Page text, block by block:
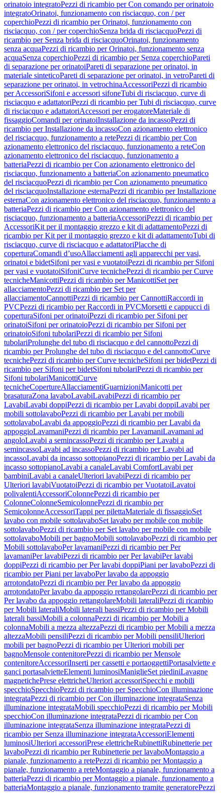
orinatoio integratoPezzi di ricambio per Con comando per orinatoio
integratoOrinatoi, funzionamento con risciacquo, con / per
coperchioPezzi di ricambio per Orinatoi, funzionamento con
risciacquo, con / per coperchioSenza brida di risciacquoPezzi di
ricambio per Senza brida di risciacquoOrinatoi, funzionamento
senza acquaPezzi di ricambio per Orinatoi, funzionamento senza
acquaSenza coperchioPezzi di ricambio per Senza coperchioPareti
di separazione per orinatoiPareti di separazione per orinatoi, in
materiale sinteticoPareti di separazione per orinatoi, in vetroPareti di
separazione per orinatoi, in vetrochinaAccessoriPezzi di ricambio
per AccessoriSifoni e accessori sifoneTubi di risciacquo, curve di
risciacquo e adattatoriPezzi di ricambio per Tubi di risciacquo, curve
di risciacquo e adattatoriAccessori per erogatoreMateriale di
fissaggioComandi per orinatoiInstallazione da incassoPezzi di
ricambio per Installazione da incassoCon azionamento elettronico
del risciacquo, funzionamento a retePezzi di ricambio per Con
azionamento elettronico del risciacquo, funzionamento a reteCon
azionamento elettronico del risciacquo, funzionamento a
batteriaPezzi di ricambio per Con azionamento elettronico del
risciacquo, funzionamento a batteriaCon azionamento pneumatico
del risciacquoPezzi di ricambio per Con azionamento pneumatico
del risciacquoInstallazione esternaPezzi di ricambio per Installazione
esternaCon azionamento elettronico del risciacquo, funzionamento a
batteriaPezzi di ricambio per Con azionamento elettronico del
risciacquo, funzionamento a batteriaAccessoriPezzi di ricambio per
AccessoriKit per il montaggio grezzo e kit di adattamentoPezzi di
ricambio per Kit per il montaggio grezzo e kit di adattamentoTubi di
risciacquo, curve di risciacquo e adattatoriPlacche di
coperturaComandi d’usoAllacciamenti agli apparecchi per vasi,
orinatoi e bidetSifoni per vasi e vuotatoiPezzi di ricambio per Sifoni
per vasi e vuotatoiSifoniCurve tecnichePezzi di ricambio per Curve
tecnicheManicottiPezzi di ricambio per ManicottiSet per
allacciamentoPezzi di ricambio per Set per
allacciamentoCannottiPezzi di ricambio per CannottiRaccordi in
PVCPezzi di ricambio per Raccordi in PVCMorsetti e cappucci di
coperturaSifoni per orinatoiPezzi di ricambio per Sifoni per
orinatoiSifoni per orinatoioPezzi di ricambio per Sifoni per
orinatoioSifoni tubolariPezzi di ricambio per Sifoni
tubolariProlunghe del tubo di risciacquo e del cannottoPezzi di
ricambio per Prolunghe del tubo di risciacquo e del cannottoCurve
tecnichePezzi di ricambio per Curve tecnicheSifoni per bidetPezzi di
ricambio per Sifoni per bidetSifoni tubolariPezzi di ricambio per
Sifoni tubolariManicottiCurve
tecnicheCopertureAllacciamentiGuarnizioniManicotti per
brasaturaZona lavaboLavabiLavabiPezzi di ricambio per
LavabiLavabi doppiPezzi di ricambio per Lavabi doppiLavabi per
mobili sottolavaboPezzi di ricambio per Lavabi per mobili
sottolavaboLavabi da appoggioPezzi di ricambio per Lavabi da
appoggioLavamaniPezzi di ricambio per LavamaniLavamani ad
angoloLavabi a semincassoPezzi di ricambio per Lavabi a
semincassoLavabi ad incassoPezzi di ricambio per Lavabi ad
incassoLavabi da incasso sottopianoPezzi di ricambio per Lavabi da
incasso sottopianoLavabi a canaleLavabi ComfortLavabi per
bambiniLavabi a canaleUlteriori lavabiPezzi di ricambio per
Ulteriori lavabiVuotatoiPezzi di ricambio per VuotatoiLavatoi
polivalentiAccessoriColonnePezzi di ricambio per
ColonneColonneSemicolonnePezzi di ricambio per
SemicolonneAccessoriTappi per pilettaMateriale di fissaggioSet
lavabo con mobile sottolavaboSet lavabo per mobile con mobile
sottolavaboPezzi di ricambio per Set lavabo per mobile con mobile
sottolavaboMobili per bagnoMobili sottolavaboPezzi di ricambio per
Mobili sottolavaboPer lavamaniPezzi di ricambio per Per
lavamaniPer lavabiPezzi di ricambio per Per lavabiPer lavabi
doppiPezzi di ricambio per Per lavabi doppiPiani per lavaboPezzi di
ricambio per Piani per lavaboPer lavabo da appoggio
arrotondatoPezzi di ricambio per Per lavabo da appoggio
arrotondatoPer lavabo da appoggio rettangolarePezzi di ricambio per
Per lavabo da appoggio rettangolareMobili lateraliPezzi di ricambio
per Mobili lateraliMobili laterali bassiPezzi di ricambio per Mobili
laterali bassiMobili a colonnaPezzi di ricambio per Mobili a
colonnaMobili a mezza altezzaPezzi di ricambio per Mobili a mezza
altezzaMobili pensiliPezzi di ricambio per Mobili pensiliUlteriori
mobili per bagnoPezzi di ricambio per Ulteriori mobili per
bagnoMensole contenitorePezzi di ricambio per Mensole
contenitoreAccessoriInserti per cassetti e portaoggettiPortasalviette e
ganci portasalvietteElementi luminosiManiglieSet piediniLavagne
magnetichePrese elettricheUlteriori accessoriSpecchi e mobili
specchioSpecchioPezzi di ricambio per SpecchioCon illuminazione
integrataPezzi di ricambio per Con illuminazione integrataSenza
illuminazione integrataMobili specchioPezzi di ricambio per Mobili
specchioCon illuminazione integrataPezzi di ricambio per Con
illuminazione integrataSenza illuminazione integrataPezzi di
ricambio per Senza illuminazione integrataAccessoriElementi
luminosiUlteriori accessoriPrese elettricheRubinettiRubinetterie per
lavaboPezzi di ricambio per Rubinetterie per lavaboMontaggio a
pianale, funzionamento a retePezzi di ricambio per Montaggio a
pianale, funzionamento a reteMontaggio a pianale, funzionamento a
batteriaPezzi di ricambio per Montaggio a pianale, funzionamento a
batteriaMontaggio a pianale, funzionamento tramite generatorePezzi